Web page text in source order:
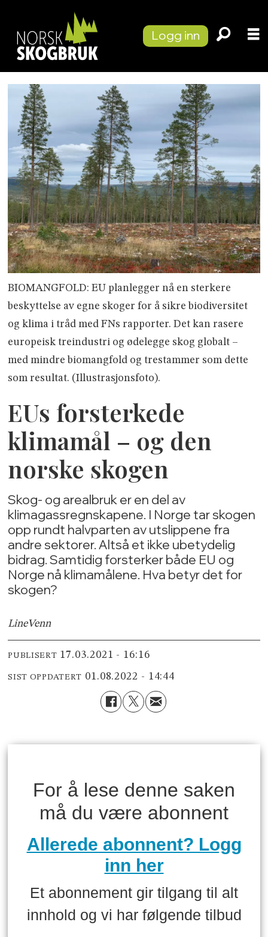
Logg inn
BIOMANGFOLD: EU planlegger nå en sterkere
beskyttelse av egne skoger for å sikre biodiversitet
og klima i tråd med FNs rapporter. Det kan rasere
europeisk treindustri og ødelegge skog globalt –
med mindre biomangfold og trestammer som dette
som resultat. (Illustrasjonsfoto).
EUs forsterkede
klimamål – og den
norske skogen
Skog- og arealbruk er en del av
klimagassregnskapene. I Norge tar skogen
opp rundt halvparten av utslippene fra
andre sektorer. Altså et ikke ubetydelig
bidrag. Samtidig forsterker både EU og
Norge nå klimamålene. Hva betyr det for
skogen?
LineVenn
PUBLISERT 17.03.2021 - 16:16
SIST OPPDATERT 01.08.2022 - 14:44
For å lese denne saken
må du være abonnent
Allerede abonnent? Logg
inn her
Et abonnement gir tilgang til alt
innhold og vi har følgende tilbud